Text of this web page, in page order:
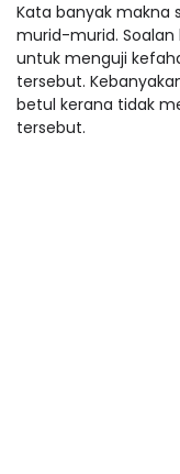
Kata banyak makna
murid-murid.
untuk menguji
tersebut.
betul kerana tidak
tersebut.